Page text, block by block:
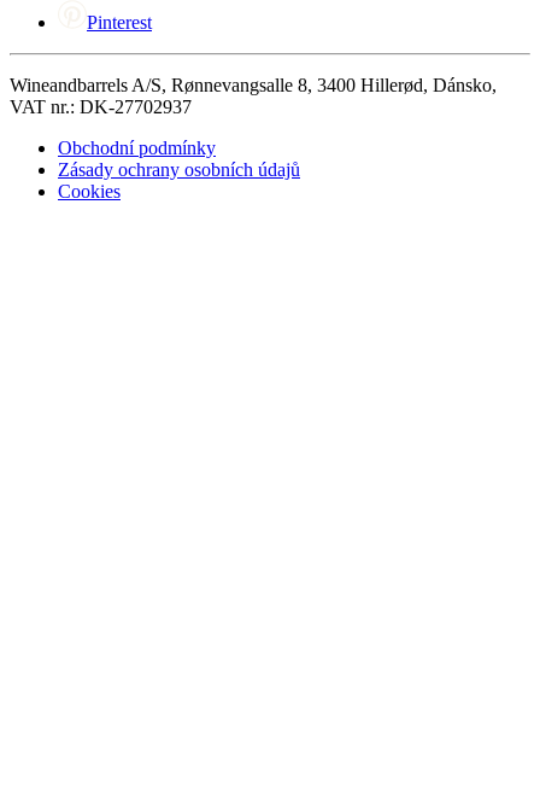
Pinterest
Wineandbarrels A/S, Rønnevangsalle 8, 3400 Hillerød, Dánsko,
VAT nr.: DK-27702937
Obchodní podmínky
Zásady ochrany osobních údajů
Cookies